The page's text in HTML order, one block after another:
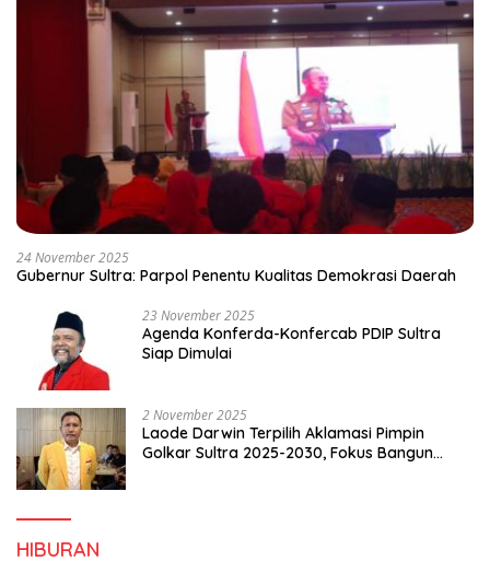
24 November 2025
Gubernur Sultra: Parpol Penentu Kualitas Demokrasi Daerah
23 November 2025
Agenda Konferda-Konfercab PDIP Sultra
Siap Dimulai
2 November 2025
Laode Darwin Terpilih Aklamasi Pimpin
Golkar Sultra 2025-2030, Fokus Bangun
HIBURAN